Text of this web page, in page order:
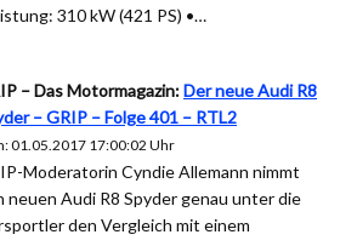
310 kW (421 PS) •…
– Das Motormagazin:Der neue Audi R8
– GRIP – Folge 401 – RTL2
01.05.2017 17:00:02 Uhr
Moderatorin Cyndie Allemann nimmt
neuen Audi R8 Spyder genau unter die
den Vergleich mit einem